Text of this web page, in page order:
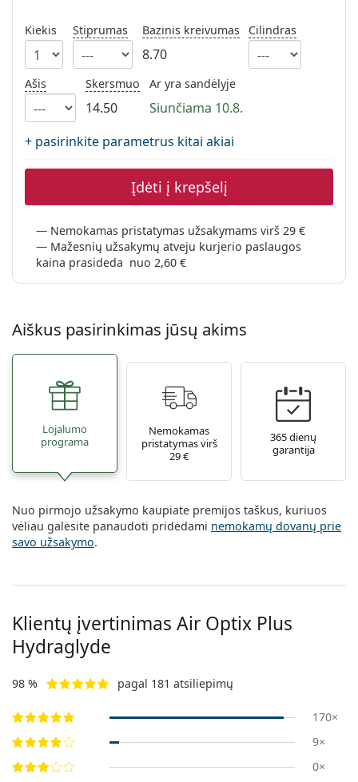
Prada
Atraskite visus
Kiekis Stiprumas Bazinis kreivumas
8.70
Cilindras
Ašis Skersmuo
14.50
Ar yra sandėlyje
Siunčiama 10.8.
+ pasirinkite parametrus kitai akiai
Įdėti į krepšelį
Nemokamas pristatymas užsakymams virš 29 €
Mažesnių užsakymų atveju kurjerio paslaugos
kaina prasideda nuo 2,60 €
Aiškus pasirinkimas jūsų akims
Lojalumo
programa
Nemokamas
pristatymas virš
29 €
365 dienų
garantija
Nuo pirmojo užsakymo kaupiate premijos taškus, kuriuos
vėliau galėsite panaudoti pridėdami nemokamų dovanų prie
savo užsakymo.
Klientų įvertinimas Air Optix Plus
Hydraglyde
98 % pagal 181 atsiliepimų
170×
9×
0×